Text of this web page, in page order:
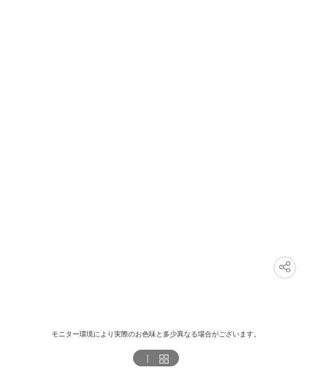
モニター環境により実際のお色味と多少異なる場合がございます。